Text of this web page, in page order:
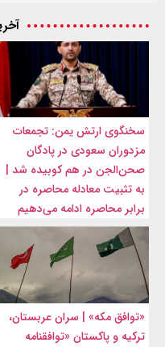
سخنگوی ارتش یمن: تجمعات
مزدوران سعودی در پادگان
صحن‌الجن در هم کوبیده شد |
به تثبیت معادله محاصره در
برابر محاصره ادامه می‌دهیم
«توافق مکه» | سران عربستان،
ترکیه و پاکستان «توافقنامه